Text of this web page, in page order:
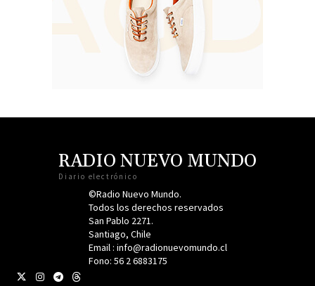
RADIO NUEVO MUNDO
Diario electrónico
©Radio Nuevo Mundo.
Todos los derechos reservados
San Pablo 2271.
Santiago, Chile
Email : info@radionuevomundo.cl
Fono: 56 2 6883175